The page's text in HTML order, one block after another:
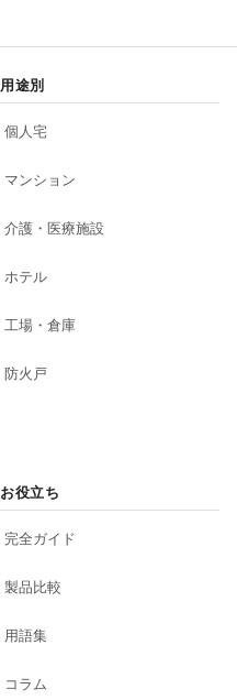
用途別
個人宅
マンション
介護・医療施設
ホテル
工場・倉庫
防火戸
お役立ち
完全ガイド
製品比較
用語集
コラム